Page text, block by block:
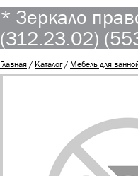
* Зеркало
(312.23.02)
Главная/ Каталог/ Мебель для